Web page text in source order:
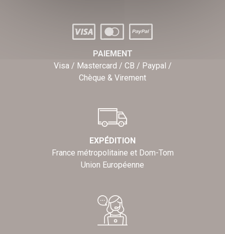
PAIEMENT
Visa / Mastercard / CB / Paypal /
Chèque & Virement
EXPÉDITION
France métropolitaine et Dom-Tom
Union Européenne